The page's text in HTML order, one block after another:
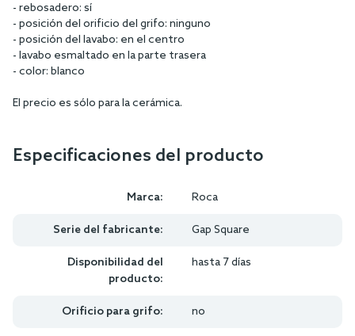
- rebosadero: sí
- posición del orificio del grifo: ninguno
- posición del lavabo: en el centro
- lavabo esmaltado en la parte trasera
- color: blanco
El precio es sólo para la cerámica.
Especificaciones del producto
Marca: Roca
Serie del fabricante: Gap Square
Disponibilidad del
producto:
hasta 7 días
Orificio para grifo: no